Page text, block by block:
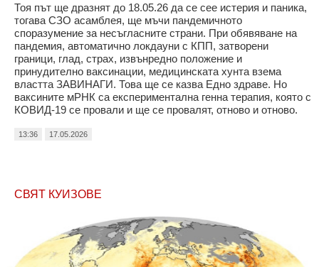
Тоя път ще дразнят до 18.05.26 да се сее истерия и паника,
тогава СЗО асамблея, ще мъчи пандемичното
споразумение за несъгласните страни. При обявяване на
пандемия, автоматично локдауни с КПП, затворени
граници, глад, страх, извънредно положение и
принудително ваксинации, медицинската хунта взема
властта ЗАВИНАГИ. Това ще се казва Едно здраве. Но
ваксините мРНК са експериментална генна терапия, която с
КОВИД-19 се провали и ще се провалят, отново и отново.
13:36 17.05.2026
СВЯТ КУИЗОВЕ